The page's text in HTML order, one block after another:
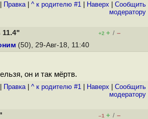
Правка| ^ к родителю #1 Наверх
Cообщить
модератору
11.4" +2 + / –
(50), 29-Авг-18, 11:40
он и так мёртв.
Правка| ^ к родителю #1 Наверх
Cообщить
модератору
–1 + / –